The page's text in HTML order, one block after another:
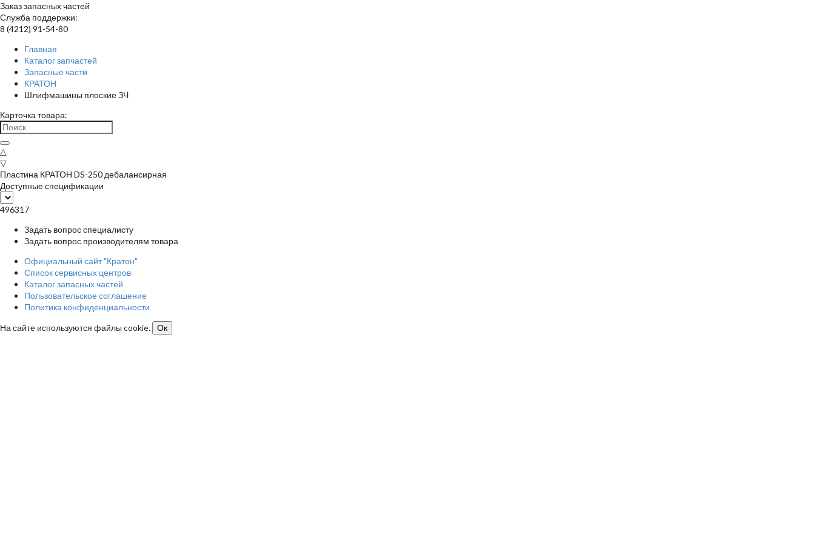
Заказ запасных частей
Служба поддержки:
8 (4212) 91-54-80
Главная
Каталог запчастей
Запасные части
КРАТОН
Шлифмашины плоские ЗЧ
Карточка товара:
△
▽
Пластина КРАТОН DS-250 дебалансирная
Доступные спецификации
496317
Задать вопрос специалисту
Задать вопрос производителям товара
Официальный сайт "Кратон"
Список сервисных центров
Каталог запасных частей
Пользовательское соглашение
Политика конфиденциальности
На сайте используются файлы cookie.
Ок